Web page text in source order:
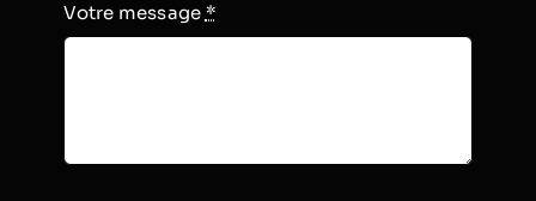
Votre message *